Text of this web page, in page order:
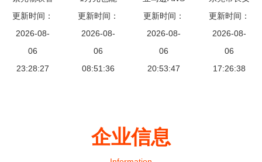
能家居强势
入驻石河子
友好时尚购
物中心
更新时间：
2026-08-
06
23:28:27
轻松实现全
屋智能化，
有你物联智
能家居方案
更新时间：
2026-08-
06
08:51:36
一年内遭遇
多起故障，
智能家居生
态系统受考
更新时间：
2026-08-
06
20:53:47
昌发包装材
料加工厂
智能家居设
备的包装与
更新时间：
2026-08-
06
17:26:38
企业信息